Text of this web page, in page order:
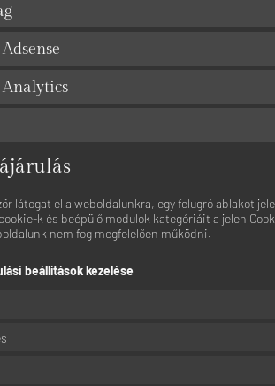
Analytics
látogat el a weboldalunkra, egy felugró ablakot
k és beépülő modulok kategóriáit a jelen
nem fog megfelelően működni.
beállítások kezelése